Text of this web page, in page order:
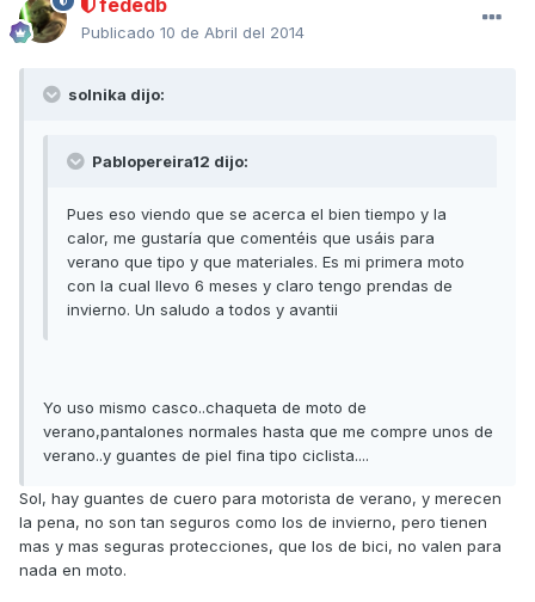
Publicado 10 de Abril del 2014
solnika dijo:
Pablopereira12 dijo:
Pues eso viendo que se acerca el bien tiempo y la
calor, me gustaría que comentéis que usáis para
verano que tipo y que materiales. Es mi primera moto
con la cual llevo 6 meses y claro tengo prendas de
invierno. Un saludo a todos y avantii
Yo uso mismo casco..chaqueta de moto de
verano,pantalones normales hasta que me compre unos de
verano..y guantes de piel fina tipo ciclista....
Sol, hay guantes de cuero para motorista de verano, y merecen
la pena, no son tan seguros como los de invierno, pero tienen
mas y mas seguras protecciones, que los de bici, no valen para
nada en moto.